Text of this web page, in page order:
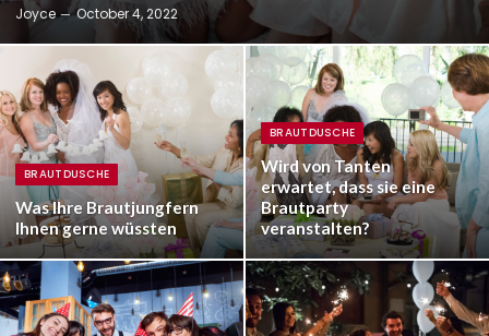
Joyce October 4, 2022
BRAUTDUSCHE
Was Ihre Brautjungfern
Ihnen gerne wüssten
BRAUTDUSCHE
Wird von Tanten
erwartet, dass sie eine
Brautparty
veranstalten?